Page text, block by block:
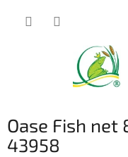
Oase Fish net
43958